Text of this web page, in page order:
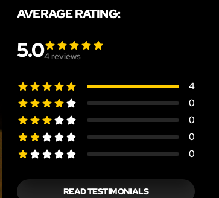
AVERAGE RATING:
5.04 reviews
4
0
0
0
0
READ TESTIMONIALS